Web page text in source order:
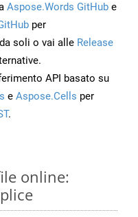
Aspose.Words GitHub e
per
soli o vai alle Release
API basato su
e Aspose.Cells per
.
online: